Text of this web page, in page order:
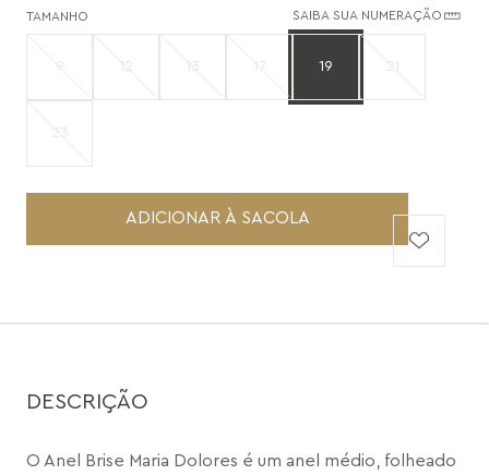
SAIBA SUA NUMERAÇÃO
TAMANHO
9 12 13 17 19 21
23
ADICIONAR À SACOLA
DESCRIÇÃO
O Anel Brise Maria Dolores é um anel médio, folheado